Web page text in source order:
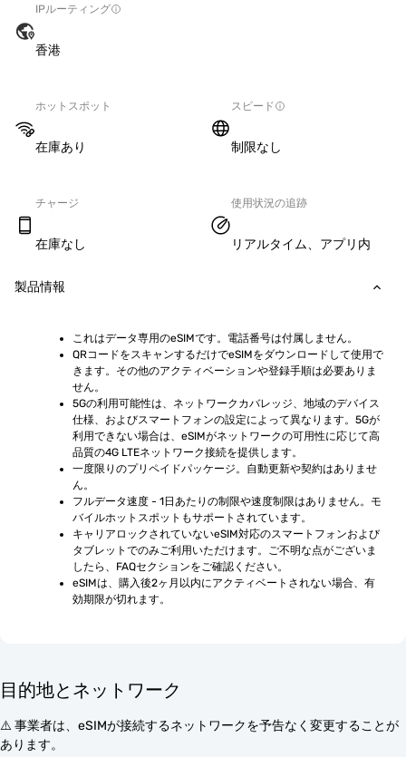
IPルーティング
香港
ホットスポット
在庫あり
スピード
制限なし
チャージ
在庫なし
使用状況の追跡
リアルタイム、アプリ内
製品情報
これはデータ専用のeSIMです。電話番号は付属しません。
QRコードをスキャンするだけでeSIMをダウンロードして使用で
きます。その他のアクティベーションや登録手順は必要ありま
せん。
5Gの利用可能性は、ネットワークカバレッジ、地域のデバイス
仕様、およびスマートフォンの設定によって異なります。5Gが
利用できない場合は、eSIMがネットワークの可用性に応じて高
品質の4G LTEネットワーク接続を提供します。
一度限りのプリペイドパッケージ。自動更新や契約はありませ
ん。
フルデータ速度 - 1日あたりの制限や速度制限はありません。モ
バイルホットスポットもサポートされています。
キャリアロックされていないeSIM対応のスマートフォンおよび
タブレットでのみご利用いただけます。ご不明な点がございま
したら、FAQセクションをご確認ください。
eSIMは、購入後2ヶ月以内にアクティベートされない場合、有
効期限が切れます。
目的地とネットワーク
⚠️ 事業者は、eSIMが接続するネットワークを予告なく変更することが
あります。